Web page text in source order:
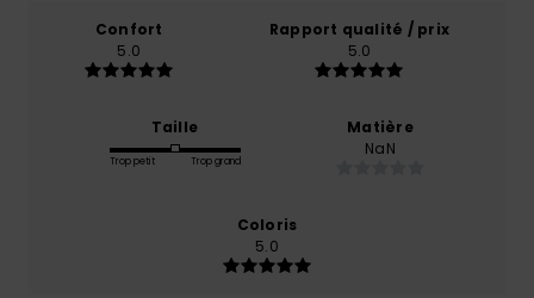
Confort
5.0
Rapport qualité / prix
5.0
Taille
Trop petit Trop grand
Matière
NaN
Coloris
5.0